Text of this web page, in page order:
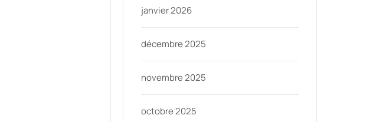
janvier 2026
décembre 2025
novembre 2025
octobre 2025